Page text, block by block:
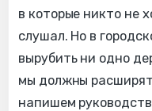
в которые никто не
слушал. Но в
вырубить ни одно
мы должны
напишем